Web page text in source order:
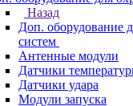
Назад
Доп. оборудование
систем
Антенные модули
Датчики
Датчики удара
Модули запуска